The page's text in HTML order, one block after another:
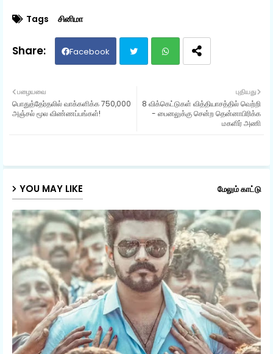
Tags சினிமா
Facebook
ter ats
புதியது
8 விக்கெட்டுகள் வித்தியாசத்தில் வெற்றி
- பைனலுக்கு சென்ற தென்னாபிரிக்க
மகளிர் அணி
பழையவை
பொதுத்தேர்தலில் வாக்களிக்க 750,000
அஞ்சல் மூல விண்ணப்பங்கள்!
YOU MAY LIKE மேலும் காட்டு